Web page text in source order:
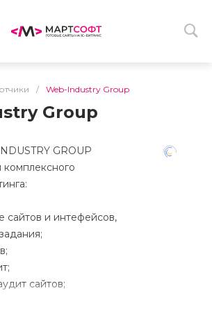
/ Web-Industry Group
Group
GROUP
комплексного
сайтов и интефейсов,
сайтов;